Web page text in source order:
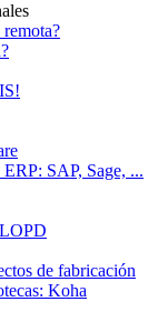
remota?
SAP, Sage, ...
de fabricación
Koha